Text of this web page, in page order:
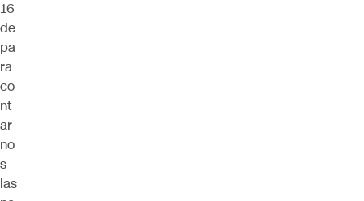
16
de
pa
ra
co
nt
ar
no
s
las